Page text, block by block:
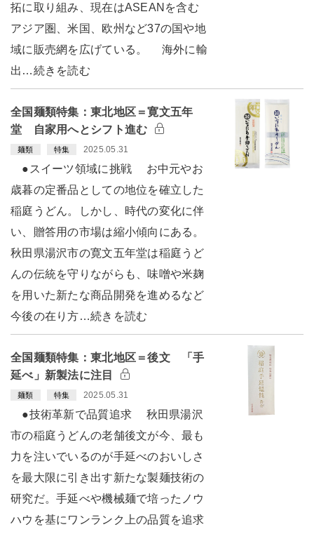
拓に取り組み、現在はASEANを含む
アジア圏、米国、欧州など37の国や地
域に販売網を広げている。 海外に輸
出…続きを読む
全国麺類特集：東北地区＝寛文五年
堂 自家用へとシフト進む
麺類 特集 2025.05.31
●スイーツ領域に挑戦 お中元やお
歳暮の定番品としての地位を確立した
稲庭うどん。しかし、時代の変化に伴
い、贈答用の市場は縮小傾向にある。
秋田県湯沢市の寛文五年堂は稲庭うど
んの伝統を守りながらも、味噌や米麹
を用いた新たな商品開発を進めるなど
今後の在り方…続きを読む
全国麺類特集：東北地区＝後文 「手
延べ」新製法に注目
麺類 特集 2025.05.31
●技術革新で品質追求 秋田県湯沢
市の稲庭うどんの老舗後文が今、最も
力を注いでいるのが手延べのおいしさ
を最大限に引き出す新たな製麺技術の
研究だ。手延べや機械麺で培ったノウ
ハウを基にワンランク上の品質を追求